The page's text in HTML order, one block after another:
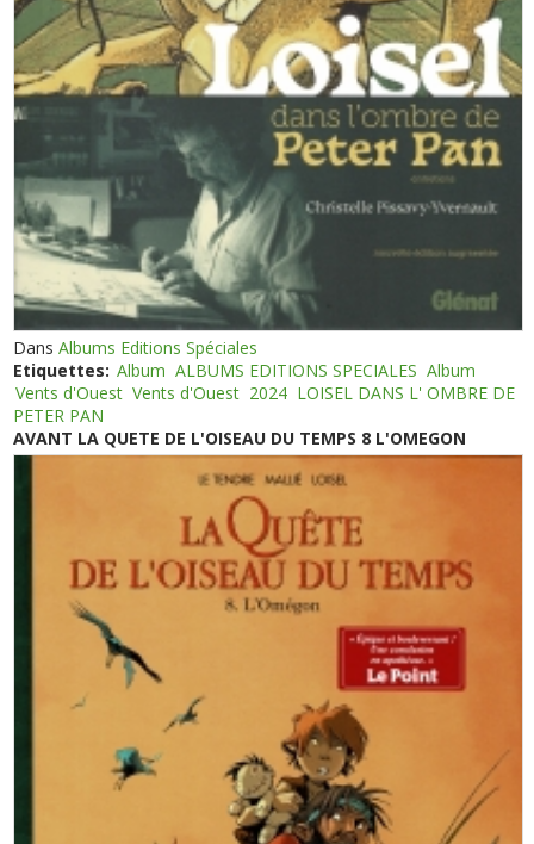
DansAlbums Editions Spéciales
Etiquettes: Album ALBUMS EDITIONS SPECIALES Album
Vents d'Ouest Vents d'Ouest 2024 LOISEL DANS L' OMBRE DE
PETER PAN
AVANT LA QUETE DE L'OISEAU DU TEMPS 8 L'OMEGON